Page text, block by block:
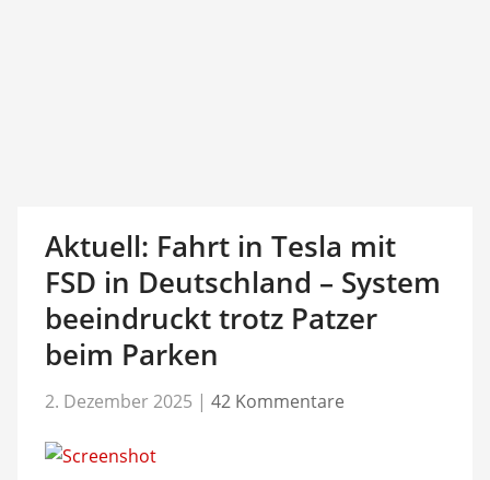
Aktuell: Fahrt in Tesla mit
FSD in Deutschland – System
beeindruckt trotz Patzer
beim Parken
2. Dezember 2025 | 42 Kommentare